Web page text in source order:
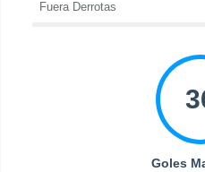
Fuera Derrotas
Goles